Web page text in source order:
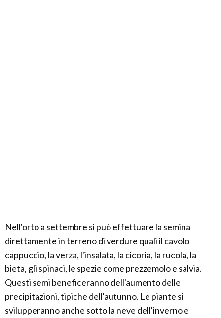
Nell'orto a settembre si può effettuare la semina
direttamente in terreno di verdure quali il cavolo
cappuccio, la verza, l'insalata, la cicoria, la rucola, la
bieta, gli spinaci, le spezie come prezzemolo e salvia.
Questi semi beneficeranno dell'aumento delle
precipitazioni, tipiche dell'autunno. Le piante si
svilupperanno anche sotto la neve dell'inverno e